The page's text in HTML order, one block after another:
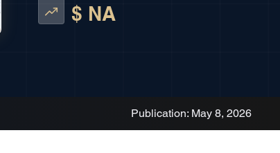
$ NA
Publication: May 8, 2026